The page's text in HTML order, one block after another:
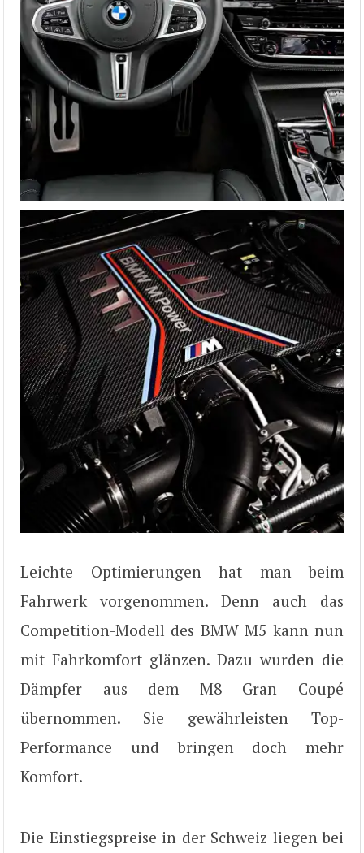
Leichte Optimierungen hat man beim
Fahrwerk vorgenommen. Denn auch das
Competition-Modell des BMW M5 kann nun
mit Fahrkomfort glänzen. Dazu wurden die
Dämpfer aus dem M8 Gran Coupé
übernommen. Sie gewährleisten Top-
Performance und bringen doch mehr
Komfort.
Die Einstiegspreise in der Schweiz liegen bei